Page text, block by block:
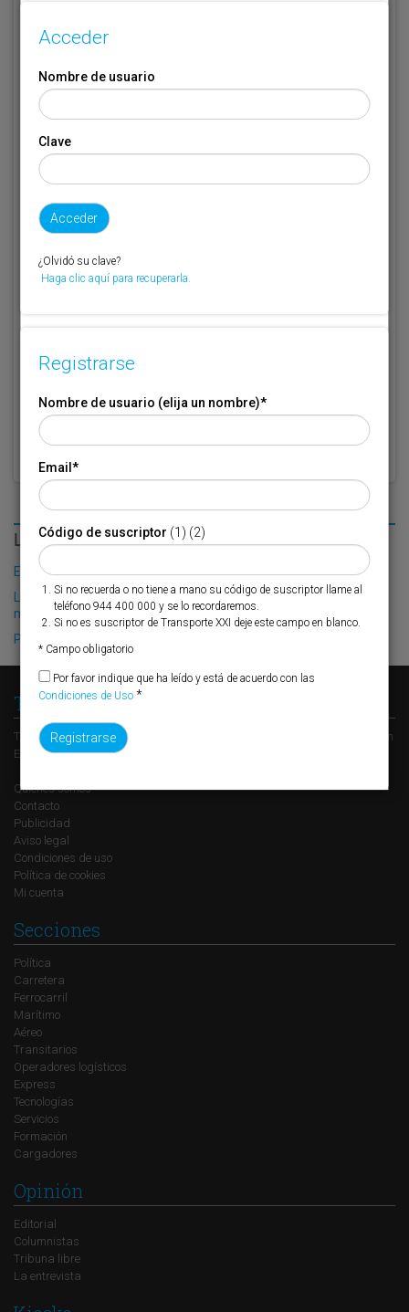
Registrarse
Si no recuerda o no tiene a mano su código de suscriptor llame al
teléfono 944 400 000 y se lo recordaremos.
Por favor indique que ha leído y está de acuerdo con las
LO MÁS LEÍDO
El Puerto de Valencia crecerá en oferta ro-pax
La Comunidad Valenciana impulsa un centro de excelencia
marítima
Phoenix Forwarding, nueva transitaria de Grupo Alonso
Transporte XXI
Transporte XXI es el periódico de referencia del transporte y la logística en
España, perteneciente al Grupo XXI de Comunicación Empresarial.
Quienes somos
Contacto
Publicidad
Aviso legal
Condiciones de uso
Política de cookies
Mi cuenta
Secciones
Política
Carretera
Ferrocarril
Marítimo
Aéreo
Transitarios
Operadores logísticos
Express
Tecnologías
Servicios
Formación
Cargadores
Opinión
Editorial
Columnistas
Tribuna libre
La entrevista
Acceder
Nombre de usuario
Clave
¿Olvidó su clave?
Haga clic aquí para recuperarla.
Registrarse
Nombre de usuario (elija un nombre)*
Email*
Código de suscriptor (1) (2)
Si no recuerda o no tiene a mano su código de suscriptor llame al
teléfono 944 400 000 y se lo recordaremos.
Si no es suscriptor de Transporte XXI deje este campo en blanco.
* Campo obligatorio
Por favor indique que ha leído y está de acuerdo con las
Condiciones de Uso *